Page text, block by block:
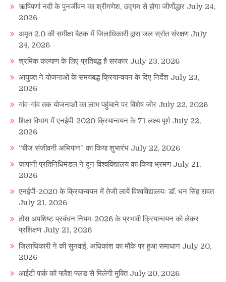
ऋषिपर्णा नदी के पुनर्जीवन का श्रीगणेश, उद्गम से होगा जीर्णोद्धार July 24,
2026
अमृत 2.0 की समीक्षा बैठक में जिलाधिकारी द्वारा जल स्रोत संरक्षण July
24, 2026
श्रमिक कल्याण के लिए प्रतिबद्ध है सरकार July 23, 2026
आयुक्त ने योजनाओं के समयबद्ध क्रियान्वयन के दिए निर्देश July 23,
2026
गांव-गांव तक योजनाओं का लाभ पहुंचाने पर विशेष जोर July 22, 2026
शिक्षा विभाग में एनईपी-2020 क्रियान्वयन के 71 लक्ष्य पूर्ण July 22,
2026
“बीज संजीवनी अभियान” का किया शुभारंभ July 22, 2026
जापानी प्रतिनिधिमंडल ने दून विश्वविद्यालय का किया भ्रमण July 21,
2026
एनईपी-2020 के क्रियान्वयन में तेजी लायें विश्वविद्यालयः डॉ. धन सिंह रावत
July 21, 2026
ठोस अपशिष्ट प्रबंधन नियम-2026 के प्रभावी क्रियान्वयन को लेकर
प्रशिक्षण July 21, 2026
जिलाधिकारी ने की सुनवाई, अधिकांश का मौके पर हुआ समाधान July 20,
2026
आईटी पार्क को फ्लैश फ्लड से मिलेगी मुक्ति July 20, 2026